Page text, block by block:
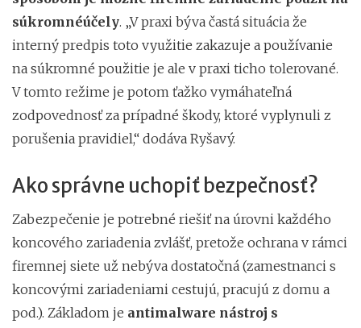
súkromné ​​účely. „V praxi býva častá situácia že
interný predpis toto využitie zakazuje a používanie
na súkromné ​​použitie je ale v praxi ticho tolerované.
V tomto režime je potom ťažko vymáhateľná
zodpovednosť za prípadné škody, ktoré vyplynuli z
porušenia pravidiel,“ dodáva Ryšavý.
Ako správne uchopiť bezpečnosť?
Zabezpečenie je potrebné riešiť na úrovni každého
koncového zariadenia zvlášť, pretože ochrana v rámci
firemnej siete už nebýva dostatočná (zamestnanci s
koncovými zariadeniami cestujú, pracujú z domu a
pod.). Základom je antimalware nástroj s